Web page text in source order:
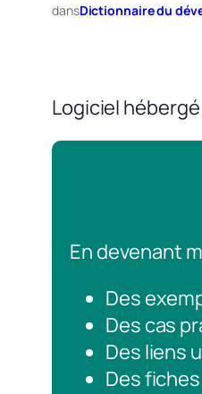
dansDictionnaire du
Logiciel
En devenant
Des
Des cas
Des liens
Des